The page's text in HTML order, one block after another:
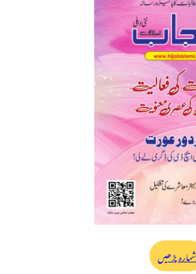
شمارہ پڑھیں